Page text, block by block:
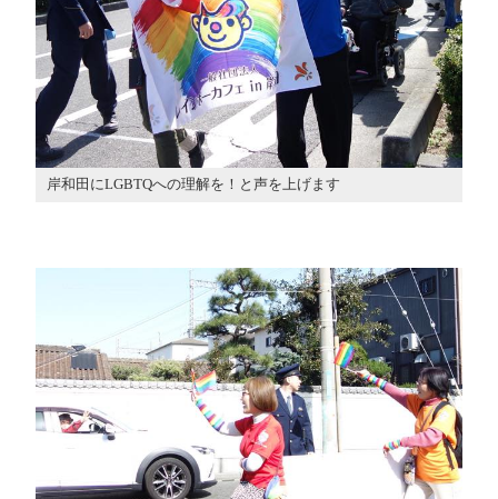
岸和田にLGBTQへの理解を！と声を上げます